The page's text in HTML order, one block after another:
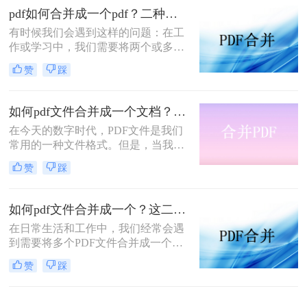
PDF文件或需要精确对齐的情况，手
动操作可能不太可行。幸运的是，有
许多工具和技术可以帮助我们将两个
或更多的PDF文件合并成一个。本文
将为你提供如何将两个pdf文件合并成
一个方法介绍，帮助你轻松完成这项
pdf如何合并成一个pdf？二种方法教你快速合并PDF！
有时候我们会遇到这样的问题：在工
作或学习中，我们需要将两个或多个
pdf文件合并成一个pdf文件。那么该
如何实现呢？下面就给大家介绍pdf如
赞 踩
如何pdf文件合并成一个文档？三种合并方法教会你！
在今天的数字时代，PDF文件是我们
常用的一种文件格式。但是，当我们
需要将多个PDF文件合并成一个文档
时，很多人不知道该怎么做。本文将
文档的方法，让您轻松应对这个问
题。
赞 踩
如何pdf文件合并成一个？这二种操作方法十分简单！
在日常生活和工作中，我们经常会遇
到需要将多个PDF文件合并成一个的
情况。这种需求在整理报告、收集资
料或准备演示文稿时尤为常见。合并
赞 踩